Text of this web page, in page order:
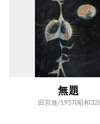
無題
田宮進/1957(昭和32)